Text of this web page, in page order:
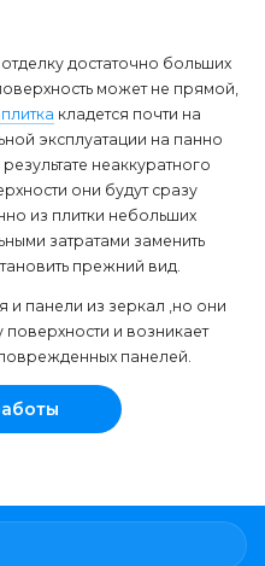
достаточно больших
может не прямой,
кладется почти на
эксплуатации на панно
неаккуратного
они будут сразу
из плитки небольших
затратами заменить
прежний вид.
и панели из зеркал ,но они
поверхности и возникает
панелей.